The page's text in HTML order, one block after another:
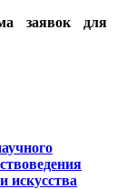
заявок для
искусства